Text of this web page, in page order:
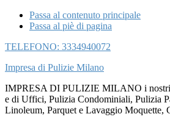
Passa al contenuto principale
Passa al piè di pagina
TELEFONO: 3334940072
Impresa di Pulizie Milano
IMPRESA DI PULIZIE MILANO i nostri
e di Uffici, Pulizia Condominiali, Pulizia
Linoleum, Parquet e Lavaggio Moquette,